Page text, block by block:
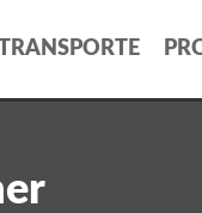
TRANSPORTE